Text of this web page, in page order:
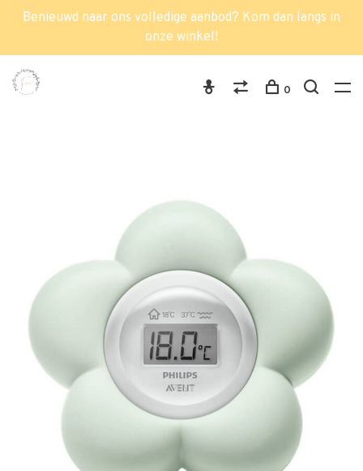
Benieuwd naar ons volledige aanbod? Kom dan langs in
onze winkel!
0